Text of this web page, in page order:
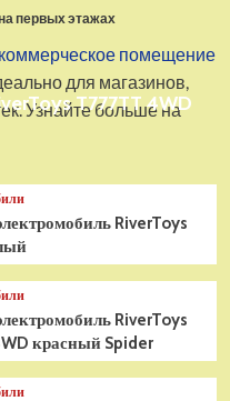
первых этажах
коммерческое помещение
для магазинов,
Узнайте больше на
T777TT 4WD
RiverToys
RiverToys
красный Spider